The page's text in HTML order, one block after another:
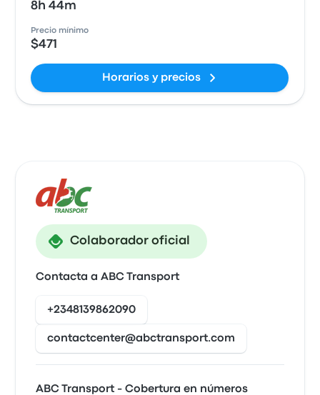
8h 44m
Precio mínimo
$471
Horarios y precios
Colaborador oficial
Contacta a ABC Transport
+2348139862090
contactcenter@abctransport.com
ABC Transport - Cobertura en números